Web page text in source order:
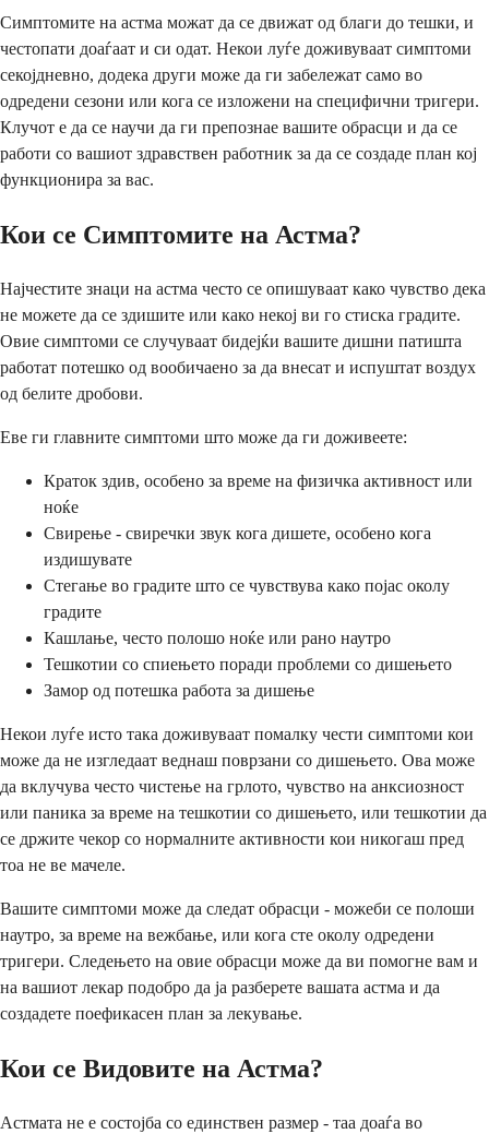
Симптомите на астма можат да се движат од благи до тешки, и
честопати доаѓаат и си одат. Некои луѓе доживуваат симптоми
секојдневно, додека други може да ги забележат само во
одредени сезони или кога се изложени на специфични тригери.
Клучот е да се научи да ги препознае вашите обрасци и да се
работи со вашиот здравствен работник за да се создаде план кој
функционира за вас.
Кои се Симптомите на Астма?
Најчестите знаци на астма често се опишуваат како чувство дека
не можете да се здишите или како некој ви го стиска градите.
Овие симптоми се случуваат бидејќи вашите дишни патишта
работат потешко од вообичаено за да внесат и испуштат воздух
од белите дробови.
Еве ги главните симптоми што може да ги доживеете:
Краток здив, особено за време на физичка активност или
ноќе
Свирење - свиречки звук кога дишете, особено кога
издишувате
Стегање во градите што се чувствува како појас околу
градите
Кашлање, често полошо ноќе или рано наутро
Тешкотии со спиењето поради проблеми со дишењето
Замор од потешка работа за дишење
Некои луѓе исто така доживуваат помалку чести симптоми кои
може да не изгледаат веднаш поврзани со дишењето. Ова може
да вклучува често чистење на грлото, чувство на анксиозност
или паника за време на тешкотии со дишењето, или тешкотии да
се држите чекор со нормалните активности кои никогаш пред
тоа не ве мачеле.
Вашите симптоми може да следат обрасци - можеби се полоши
наутро, за време на вежбање, или кога сте околу одредени
тригери. Следењето на овие обрасци може да ви помогне вам и
на вашиот лекар подобро да ја разберете вашата астма и да
создадете поефикасен план за лекување.
Кои се Видовите на Астма?
Астмата не е состојба со единствен размер - таа доаѓа во